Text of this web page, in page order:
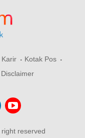
Karir
Kotak Pos
Disclaimer
reserved